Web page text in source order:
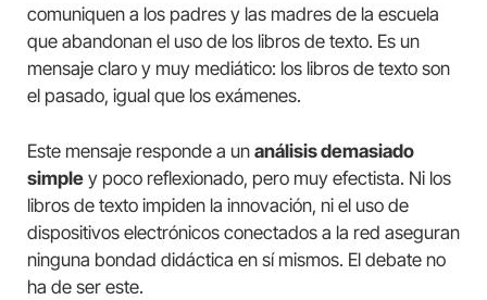
comuniquen a los padres y las madres de la escuela
que abandonan el uso de los libros de texto. Es un
mensaje claro y muy mediático: los libros de texto son
el pasado, igual que los exámenes.
Este mensaje responde a un análisis demasiado
simple y poco reflexionado, pero muy efectista. Ni los
libros de texto impiden la innovación, ni el uso de
dispositivos electrónicos conectados a la red aseguran
ninguna bondad didáctica en sí mismos. El debate no
ha de ser este.